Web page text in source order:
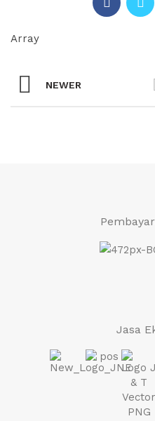
Array
NEWER
Jasa